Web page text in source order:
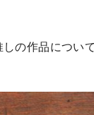
の作品につい